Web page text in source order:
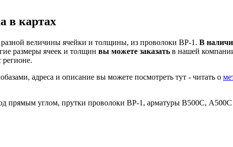
в картах
величины ячейки и толщины, из проволоки ВР-1. В
размеры ячеек и толщин вы можете заказать в нашей
регионе.
адреса и описание вы можете посмотреть тут - читать о
прямым углом, прутки проволоки ВР-1, арматуры В500С,